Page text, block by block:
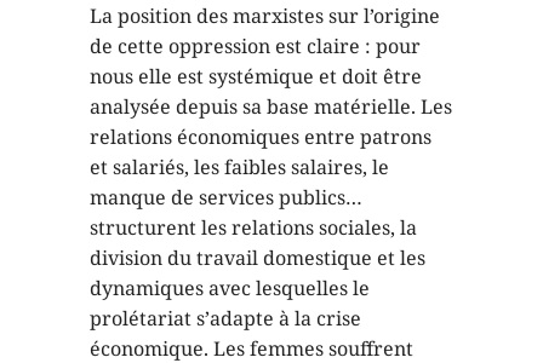
La position des marxistes sur l’origine
de cette oppression est claire : pour
nous elle est systémique et doit être
analysée depuis sa base matérielle. Les
relations économiques entre patrons
et salariés, les faibles salaires, le
manque de services publics…
structurent les relations sociales, la
division du travail domestique et les
dynamiques avec lesquelles le
prolétariat s’adapte à la crise
économique. Les femmes souffrent